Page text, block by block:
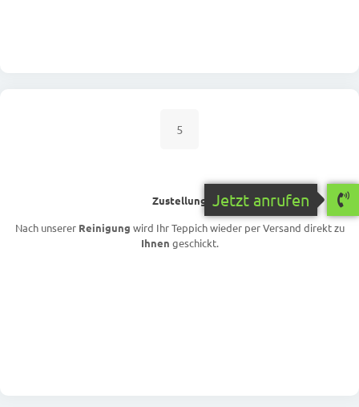
5
Zustellung
Nach unserer Reinigung wird Ihr Teppich wieder per Versand direkt zu
Ihnen geschickt.
Jetzt anrufen